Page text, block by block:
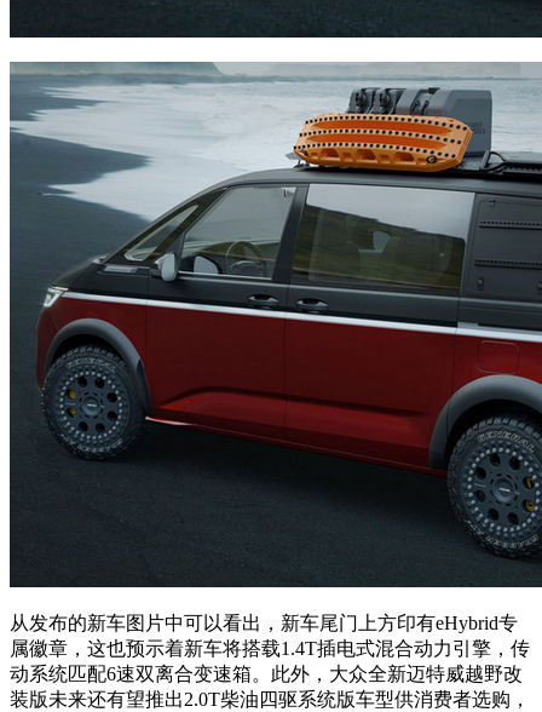
从发布的新车图片中可以看出，新车尾门上方印有eHybrid专
属徽章，这也预示着新车将搭载1.4T插电式混合动力引擎，传
动系统匹配6速双离合变速箱。此外，大众全新迈特威越野改
装版未来还有望推出2.0T柴油四驱系统版车型供消费者选购，